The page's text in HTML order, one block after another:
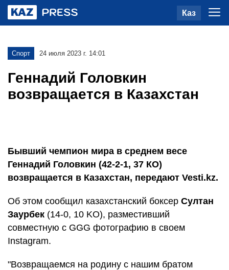
Каз
Спорт 24 июля 2023 г. 14:01
Геннадий Головкин
возвращается в Казахстан
Бывший чемпион мира в среднем весе
Геннадий Головкин (42-2-1, 37 КО)
возвращается в Казахстан, передают Vesti.kz.
Об этом сообщил казахстанский боксер Султан
Заурбек (14-0, 10 KO), разместивший
совместную с GGG фотографию в своем
Instagram.
"Возвращаемся на родину с нашим братом